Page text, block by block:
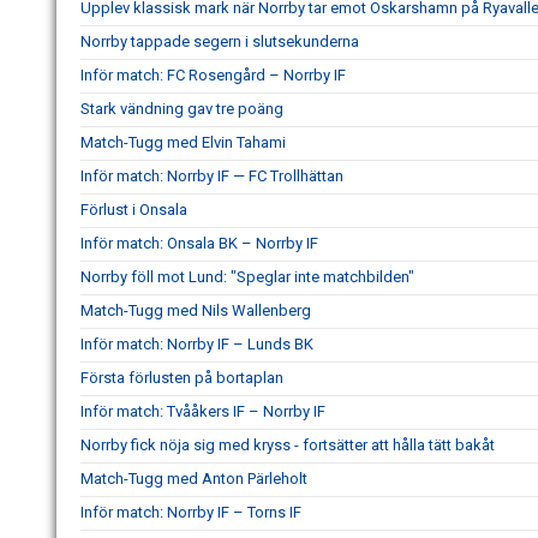
Upplev klassisk mark när Norrby tar emot Oskarshamn på
Norrby tappade segern i slutsekunderna
Inför match: FC Rosengård – Norrby IF
Stark vändning gav tre poäng
Match-Tugg med Elvin Tahami
Inför match: Norrby IF — FC Trollhättan
Förlust i Onsala
Inför match: Onsala BK – Norrby IF
Norrby föll mot Lund: "Speglar inte matchbilden"
Match-Tugg med Nils Wallenberg
Inför match: Norrby IF – Lunds BK
Första förlusten på bortaplan
Inför match: Tvååkers IF – Norrby IF
Norrby fick nöja sig med kryss - fortsätter att hålla tätt bakåt
Match-Tugg med Anton Pärleholt
Inför match: Norrby IF – Torns IF